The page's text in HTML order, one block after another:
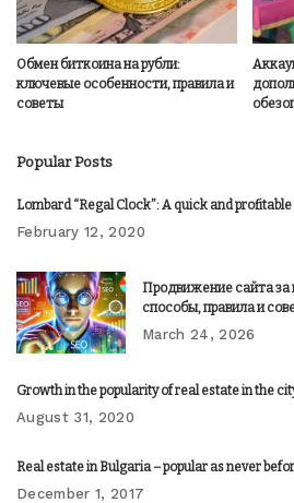
Обмен биткоина на рубли:
ключевые особенности, правила и
советы
Popular Posts
Lombard “Regal Clock”: A quick and
February 12, 2020
Продвижение сайта за
способы, правила и
March 24, 2026
Growth in the popularity of real estate in the
August 31, 2020
Real estate in Bulgaria – popular as never
December 1, 2017